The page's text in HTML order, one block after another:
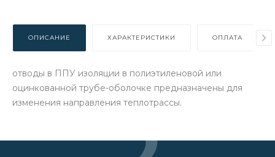
ОПИСАНИЕ ХАРАКТЕРИСТИКИ ОПЛАТА
отводы в ППУ изоляции в полиэтиленовой или
оцинкованной трубе-оболочке предназначены для
изменения направления теплотрассы.